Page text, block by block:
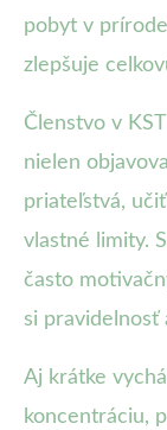
pobyt v
zlepšuje
Členstvo v
nielen
priateľstvá,
vlastné limity.
často
si pravidelnosť
Aj krátke
koncentráciu,